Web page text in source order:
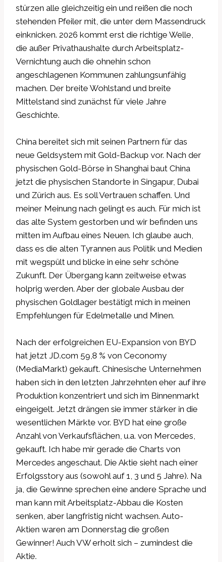
stürzen alle gleichzeitig ein und reißen die noch
stehenden Pfeiler mit, die unter dem Massendruck
einknicken. 2026 kommt erst die richtige Welle,
die außer Privathaushalte durch Arbeitsplatz-
Vernichtung auch die ohnehin schon
angeschlagenen Kommunen zahlungsunfähig
machen. Der breite Wohlstand und breite
Mittelstand sind zunächst für viele Jahre
Geschichte.
China bereitet sich mit seinen Partnern für das
neue Geldsystem mit Gold-Backup vor. Nach der
physischen Gold-Börse in Shanghai baut China
jetzt die physischen Standorte in Singapur, Dubai
und Zürich aus. Es soll Vertrauen schaffen. Und
meiner Meinung nach gelingt es auch. Für mich ist
das alte System gestorben und wir befinden uns
mitten im Aufbau eines Neuen. Ich glaube auch,
dass es die alten Tyrannen aus Politik und Medien
mit wegspült und blicke in eine sehr schöne
Zukunft. Der Übergang kann zeitweise etwas
holprig werden. Aber der globale Ausbau der
physischen Goldlager bestätigt mich in meinen
Empfehlungen für Edelmetalle und Minen.
Nach der erfolgreichen EU-Expansion von BYD
hat jetzt JD.com 59,8 % von Ceconomy
(MediaMarkt) gekauft. Chinesische Unternehmen
haben sich in den letzten Jahrzehnten eher auf ihre
Produktion konzentriert und sich im Binnenmarkt
eingeigelt. Jetzt drängen sie immer stärker in die
wesentlichen Märkte vor. BYD hat eine große
Anzahl von Verkaufsflächen, u.a. von Mercedes,
gekauft. Ich habe mir gerade die Charts von
Mercedes angeschaut. Die Aktie sieht nach einer
Erfolgsstory aus (sowohl auf 1, 3 und 5 Jahre). Na
ja, die Gewinne sprechen eine andere Sprache und
man kann mit Arbeitsplatz-Abbau die Kosten
senken, aber langfristig nicht wachsen. Auto-
Aktien waren am Donnerstag die großen
Gewinner! Auch VW erholt sich – zumindest die
Aktie.